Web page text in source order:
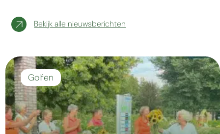
Bekijk alle nieuwsberichten
Golfen